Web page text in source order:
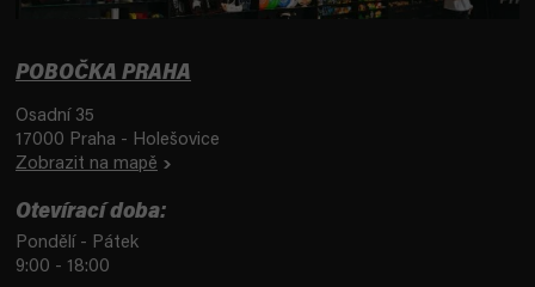
POBOČKA PRAHA
Osadní 35
17000 Praha - Holešovice
Zobrazit na mapě
Otevírací doba:
Pondělí - Pátek
9:00 - 18:00